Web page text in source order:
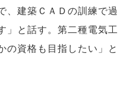
、建築ＣＡＤの訓練で過
」と話す。第二種電気工
の資格も目指したい」と